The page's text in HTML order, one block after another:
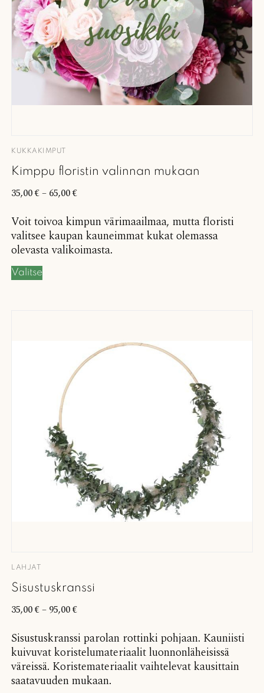
KUKKAKIMPUT
Kimppu floristin valinnan mukaan
35,00€– 65,00€
Voit toivoa kimpun värimaailmaa, mutta floristi
valitsee kaupan kauneimmat kukat olemassa
olevasta valikoimasta.
Valitse
LAHJAT
Sisustuskranssi
35,00€– 95,00€
Sisustuskranssi parolan rottinki pohjaan. Kauniisti
kuivuvat koristelumateriaalit luonnonläheisissä
väreissä. Koristemateriaalit vaihtelevat kausittain
saatavuuden mukaan.